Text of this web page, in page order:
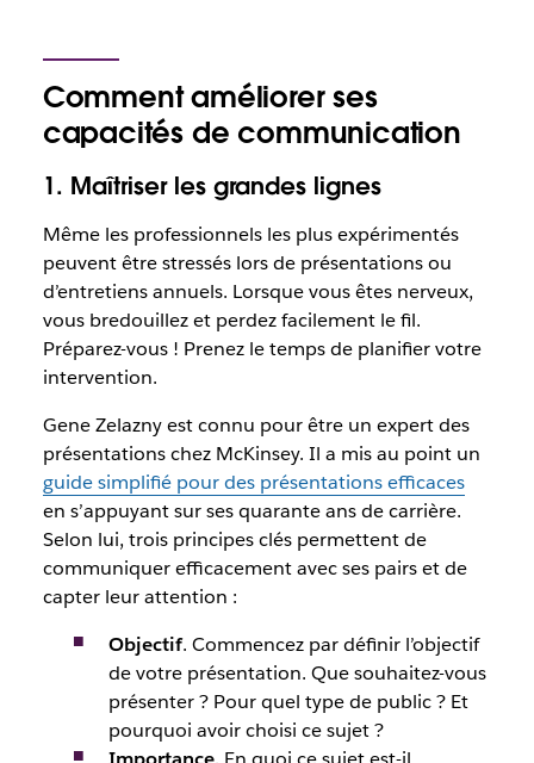
Comment améliorer ses
capacités de communication
1. Maîtriser les grandes lignes
Même les professionnels les plus expérimentés
peuvent être stressés lors de présentations ou
d’entretiens annuels. Lorsque vous êtes nerveux,
vous bredouillez et perdez facilement le fil.
Préparez-vous ! Prenez le temps de planifier votre
intervention.
Gene Zelazny est connu pour être un expert des
présentations chez McKinsey. Il a mis au point un
guide simplifié pour des présentations efficaces
en s’appuyant sur ses quarante ans de carrière.
Selon lui, trois principes clés permettent de
communiquer efficacement avec ses pairs et de
capter leur attention :
Objectif. Commencez par définir l’objectif
de votre présentation. Que souhaitez-vous
présenter ? Pour quel type de public ? Et
pourquoi avoir choisi ce sujet ?